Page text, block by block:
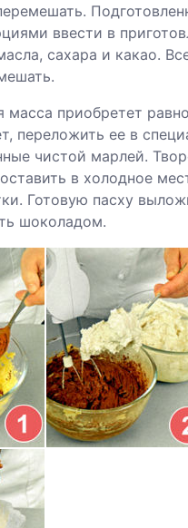
ввести в
сахара и какао.
масса приобретет
переложить ее в
чистой марлей.
в холодное
Готовую пасху
шоколадом.